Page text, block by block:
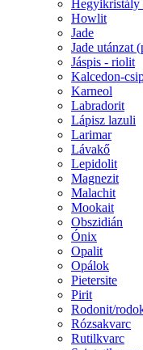
Hegyikristály
Howlit
Jade
Jade utánzat
Jáspis - riolit
Kalcedon-
Karneol
Labradorit
Lápisz lazuli
Larimar
Lávakő
Lepidolit
Magnezit
Malachit
Mookait
Obszidián
Ónix
Opalit
Opálok
Pietersite
Pirit
Rodonit/
Rózsakvarc
Rutilkvarc